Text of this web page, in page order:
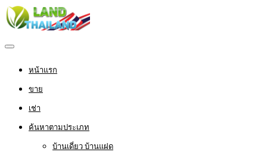
หน้าแรก
ขาย
เช่า
ค้นหาตามประเภท
บ้านเดี่ยว บ้านแฝด